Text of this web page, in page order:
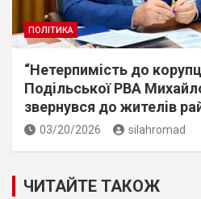
ПОЛІТИКА
“Нетерпимiсть до
Подiльської РВА
звернувся до жителiв
03/20/2026 silahromad
ЧИТАЙТЕ ТАКОЖ